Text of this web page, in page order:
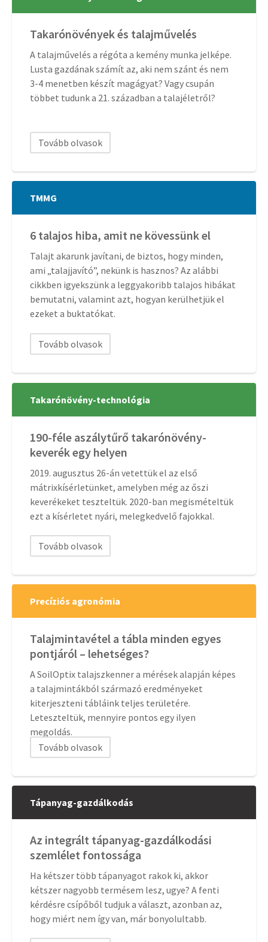
Takarónövények és talajművelés
A talajművelés a régóta a kemény munka jelképe.
Lusta gazdának számít az, aki nem szánt és nem
3-4 menetben készít magágyat? Vagy csupán
többet tudunk a 21. században a talajéletről?
Tovább olvasok
TMMG
6 talajos hiba, amit ne kövessünk el
Talajt akarunk javítani, de biztos, hogy minden,
ami „talajjavító”, nekünk is hasznos? Az alábbi
cikkben igyekszünk a leggyakoribb talajos hibákat
bemutatni, valamint azt, hogyan kerülhetjük el
ezeket a buktatókat.
Tovább olvasok
Takarónövény-technológia
190-féle aszálytűrő takarónövény-
keverék egy helyen
2019. augusztus 26-án vetettük el az első
mátrixkísérletünket, amelyben még az őszi
keverékeket teszteltük. 2020-ban megismételtük
ezt a kísérletet nyári, melegkedvelő fajokkal.
Tovább olvasok
Precíziós agronómia
Talajmintavétel a tábla minden egyes
pontjáról – lehetséges?
A SoilOptix talajszkenner a mérések alapján képes
a talajmintákból származó eredményeket
kiterjeszteni tábláink teljes területére.
Leteszteltük, mennyire pontos egy ilyen
megoldás.
Tovább olvasok
Tápanyag-gazdálkodás
Az integrált tápanyag-gazdálkodási
szemlélet fontossága
Ha kétszer több tápanyagot rakok ki, akkor
kétszer nagyobb termésem lesz, ugye? A fenti
kérdésre csípőből tudjuk a választ, azonban az,
hogy miért nem így van, már bonyolultabb.